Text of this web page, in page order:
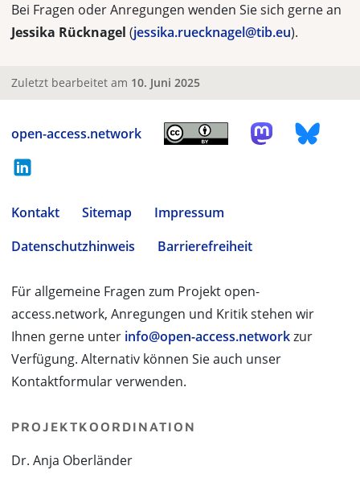
Bei Fragen oder Anregungen wenden Sie sich gerne an
Jessika Rücknagel (jessika.ruecknagel@tib.eu).
Zuletzt bearbeitet am 10. Juni 2025
open-access.network
Kontakt Sitemap
Impressum
Datenschutzhinweis
Barrierefreiheit
Für allgemeine Fragen zum Projekt open-
access.network, Anregungen und Kritik stehen wir
Ihnen gerne unter info@open-access.networkzur
Verfügung. Alternativ können Sie auch unser
Kontaktformular verwenden.
PROJEKTKOORDINATION
Dr. Anja Oberländer